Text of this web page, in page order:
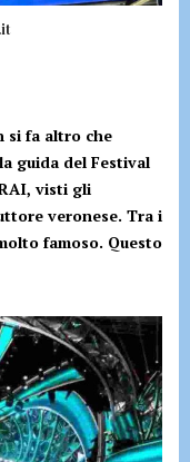
si fa altro che
guida del Festival
visti gli
veronese. Tra i
famoso. Questo